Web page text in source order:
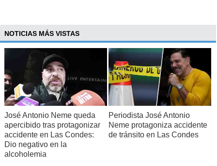
NOTICIAS MÁS VISTAS
José Antonio Neme queda
apercibido tras protagonizar
accidente en Las Condes:
Dio negativo en la
alcoholemia
Periodista José Antonio
Neme protagoniza accidente
de tránsito en Las Condes